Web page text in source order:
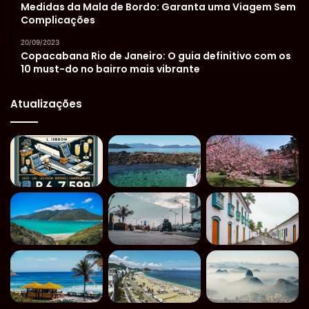
Medidas da Mala de Bordo: Garanta uma Viagem Sem
Complicações
20/09/2023
Copacabana Rio de Janeiro: O guia definitivo com os
10 must-do no bairro mais vibrante
Atualizações